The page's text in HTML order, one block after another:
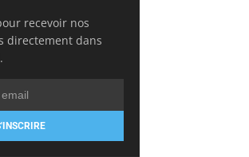
recevoir nos
directement dans